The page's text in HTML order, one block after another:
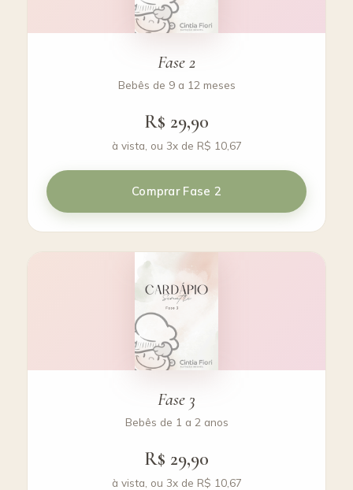
Fase 2
Bebês de 9 a 12 meses
R$ 29,90
à vista, ou 3x de R$ 10,67
Comprar Fase 2
Fase 3
Bebês de 1 a 2 anos
R$ 29,90
à vista, ou 3x de R$ 10,67